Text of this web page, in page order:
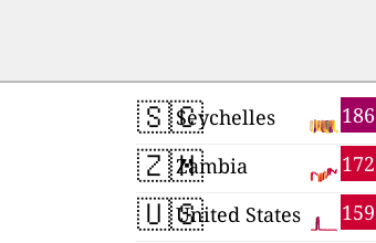
🇸🇨 186
Seychelles
🇿🇲 172
Zambia
🇺🇸 159
United States